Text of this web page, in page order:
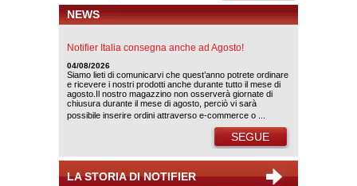
NEWS
Notifier Italia consegna anche ad Agosto!
04/08/2026
Siamo lieti di comunicarvi che quest’anno potrete ordinare
e ricevere i nostri prodotti anche durante tutto il mese di
agosto.Il nostro magazzino non osserverà giornate di
chiusura durante il mese di agosto, perciò vi sarà
possibile inserire ordini attraverso e-commerce o ...
SEGUE
LA STORIA DI NOTIFIER